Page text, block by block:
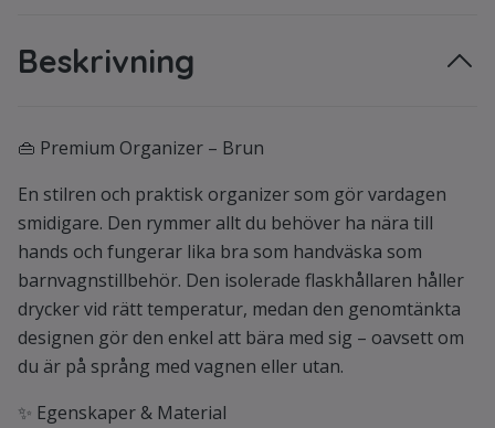
Beskrivning
👜 Premium Organizer – Brun
En stilren och praktisk organizer som gör vardagen
smidigare. Den rymmer allt du behöver ha nära till
hands och fungerar lika bra som handväska som
barnvagnstillbehör. Den isolerade flaskhållaren håller
drycker vid rätt temperatur, medan den genomtänkta
designen gör den enkel att bära med sig – oavsett om
du är på språng med vagnen eller utan.
✨ Egenskaper & Material